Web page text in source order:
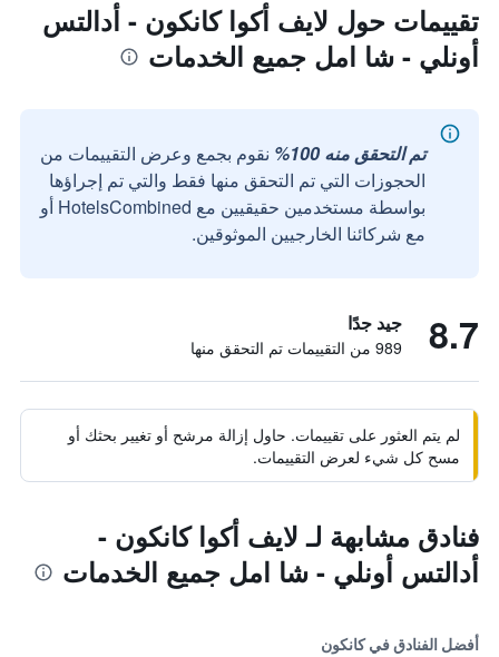
تقييمات حول لايف أكوا كانكون - أدالتس
أونلي - شا امل جميع الخدمات
تم التحقق منه 100%
نقوم بجمع وعرض التقييمات من
الحجوزات التي تم التحقق منها فقط والتي تم إجراؤها
بواسطة مستخدمين حقيقيين مع HotelsCombined أو
مع شركائنا الخارجيين الموثوقين.
8.7 جيد جدًا
989 من التقييمات تم التحقق منها
لم يتم العثور على تقييمات. حاول إزالة مرشح أو تغيير بحثك أو
مسح كل شيء لعرض التقييمات.
فنادق مشابهة لـ لايف أكوا كانكون -
أدالتس أونلي - شا امل جميع الخدمات
أفضل الفنادق في كانكون